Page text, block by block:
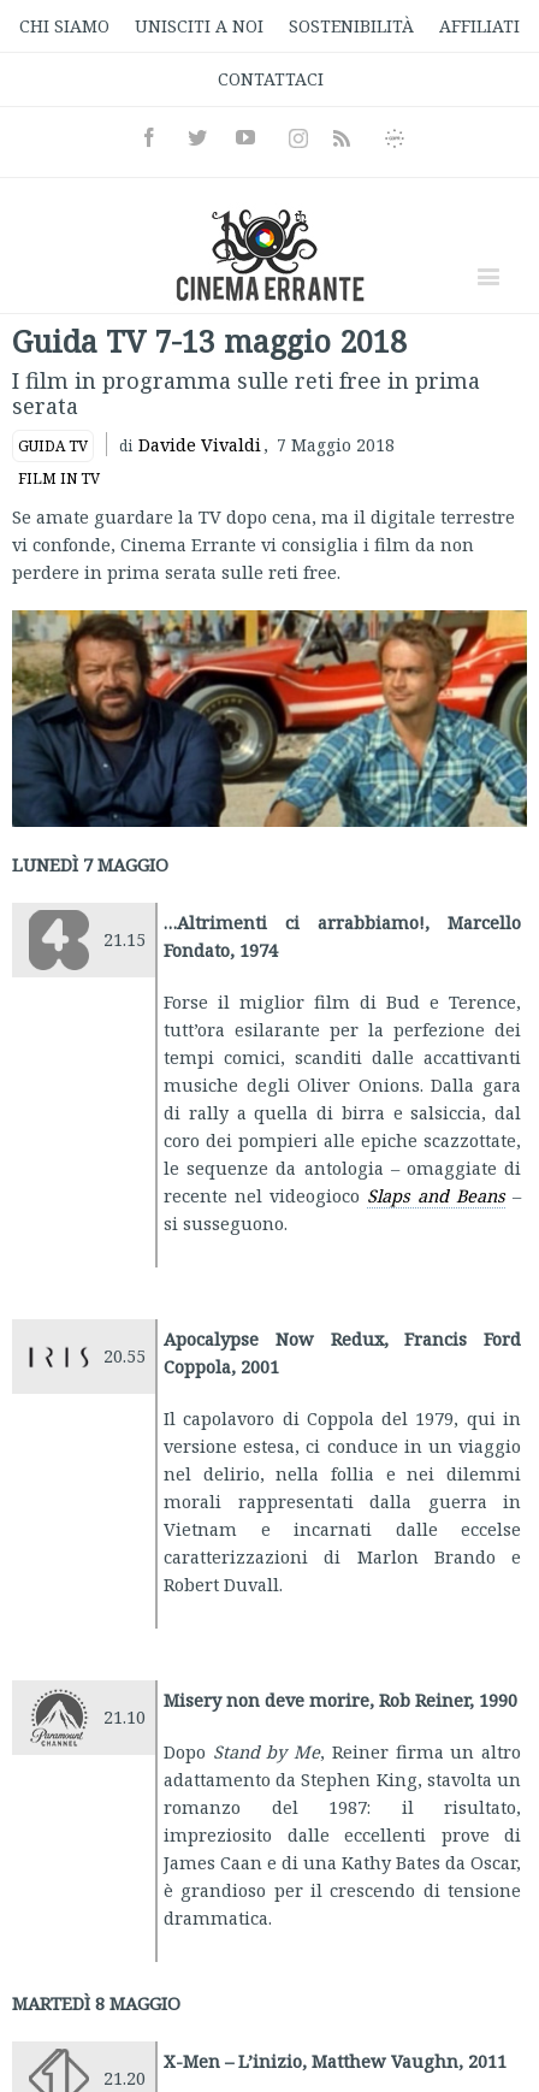
CHI SIAMO UNISCITI A NOI SOSTENIBILITÀ AFFILIATI
CONTATTACI
FacebookTwitterYoutubeInstagramRss
Informativa
Guida TV 7-13 maggio 2018
I film in programma sulle reti free in prima
serata
GUIDA TV di Davide Vivaldi, 7 Maggio 2018
FILM IN TV
Se amate guardare la TV dopo cena, ma il digitale terrestre
vi confonde, Cinema Errante vi consiglia i film da non
perdere in prima serata sulle reti free.
LUNEDÌ 7 MAGGIO
21.15
…Altrimenti ci arrabbiamo!, Marcello
Fondato, 1974
Forse il miglior film di Bud e Terence,
tutt’ora esilarante per la perfezione dei
tempi comici, scanditi dalle accattivanti
musiche degli Oliver Onions. Dalla gara
di rally a quella di birra e salsiccia, dal
coro dei pompieri alle epiche scazzottate,
le sequenze da antologia – omaggiate di
recente nel videogioco Slaps and Beans–
si susseguono.
20.55
Apocalypse Now Redux, Francis Ford
Coppola, 2001
Il capolavoro di Coppola del 1979, qui in
versione estesa, ci conduce in un viaggio
nel delirio, nella follia e nei dilemmi
morali rappresentati dalla guerra in
Vietnam e incarnati dalle eccelse
caratterizzazioni di Marlon Brando e
Robert Duvall.
21.10
Misery non deve morire, Rob Reiner, 1990
Dopo Stand by Me, Reiner firma un altro
adattamento da Stephen King, stavolta un
romanzo del 1987: il risultato,
impreziosito dalle eccellenti prove di
James Caan e di una Kathy Bates da Oscar,
è grandioso per il crescendo di tensione
drammatica.
MARTEDÌ 8 MAGGIO
21.20
X-Men – L’inizio, Matthew Vaughn, 2011